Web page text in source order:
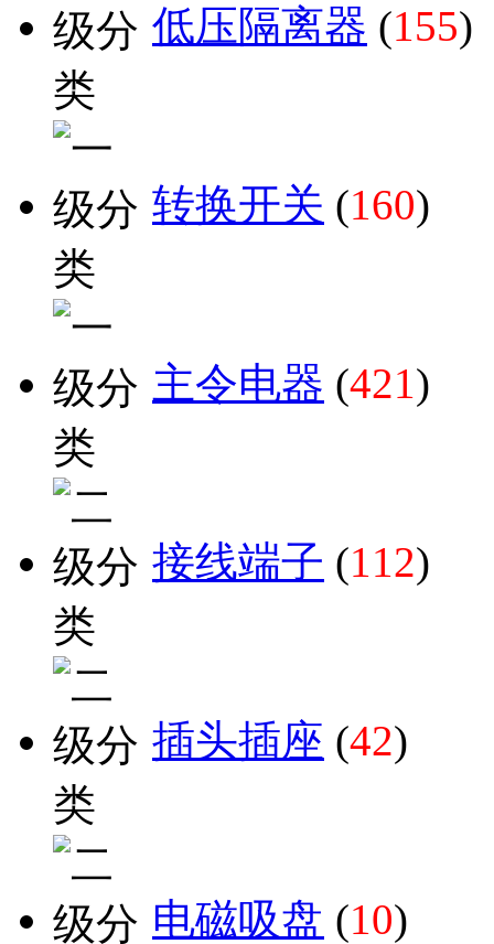
低压隔离器 (155)
转换开关 (160)
主令电器 (421)
接线端子 (112)
插头插座 (42)
电磁吸盘 (10)